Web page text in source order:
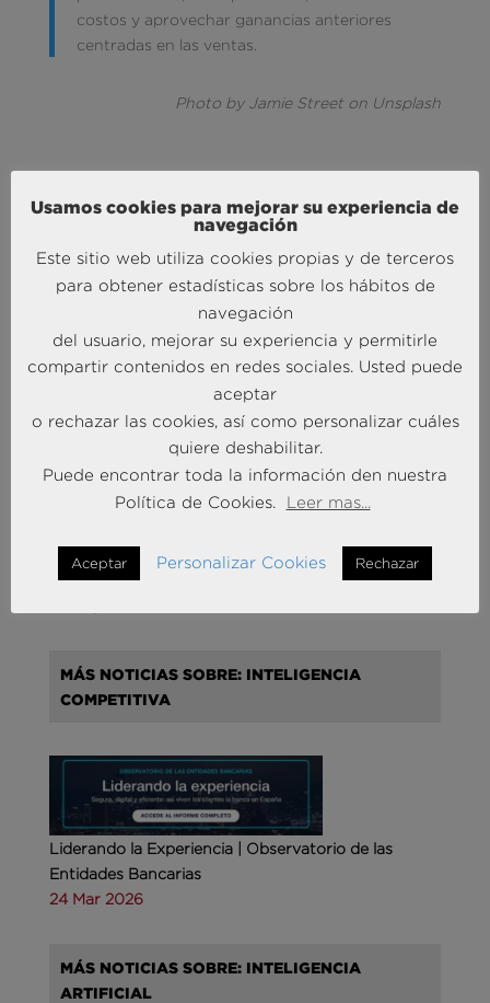
costos y aprovechar ganancias anteriores
centradas en las ventas.
Photo by Jamie Street on Unsplash
MÁS NOTICIAS SOBRE: ACTUALIDAD
España con la incorporación de Francisco Puertas
como Socio Responsable de Human Capital
MÁS NOTICIAS SOBRE: INTELIGENCIA
COMPETITIVA
Liderando la Experiencia | Observatorio de las
Entidades Bancarias
24 Mar 2026
MÁS NOTICIAS SOBRE: INTELIGENCIA
ARTIFICIAL
Usamos cookies para mejorar su experiencia de
navegación
Este sitio web utiliza cookies propias y de terceros
para obtener estadísticas sobre los hábitos de
navegación
del usuario, mejorar su experiencia y permitirle
compartir contenidos en redes sociales. Usted puede
aceptar
o rechazar las cookies, así como personalizar cuáles
quiere deshabilitar.
Puede encontrar toda la información den nuestra
Política de Cookies.
Leer mas...
Aceptar Personalizar Cookies Rechazar